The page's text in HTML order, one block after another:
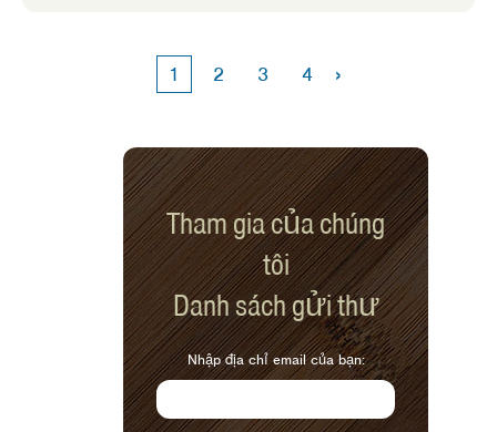
1 2 3 4 ›
Tham gia của chúng
tôi
Danh sách gửi thư
Nhập địa chỉ email của bạn: